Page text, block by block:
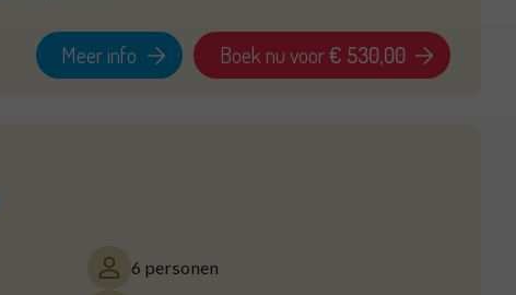
6 personen
Meer info Boek nu voor€ 530,00